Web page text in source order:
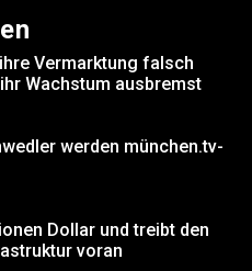
Vermarktung falsch
Wachstum ausbremst
werden münchen.tv-
Dollar und treibt den
voran